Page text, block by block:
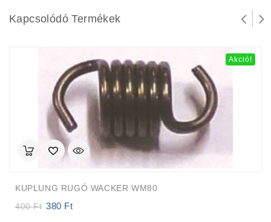
Kapcsolódó Termékek
Akció!
KUPLUNG RUGÓ WACKER WM80
400Ft
Original
380 Ft